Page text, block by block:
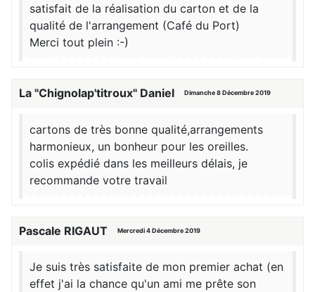
satisfait de la réalisation du carton et de la
qualité de l'arrangement (Café du Port)
Merci tout plein :-)
La "Chignolap'titroux" Daniel Dimanche 8 Décembre 2019
cartons de très bonne qualité,arrangements
harmonieux, un bonheur pour les oreilles.
colis expédié dans les meilleurs délais, je
recommande votre travail
Pascale RIGAUT Mercredi 4 Décembre 2019
Je suis très satisfaite de mon premier achat (en
effet j'ai la chance qu'un ami me prête son